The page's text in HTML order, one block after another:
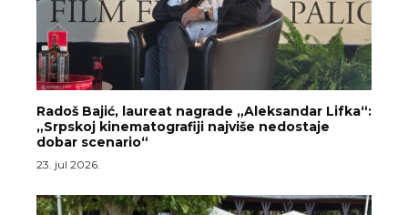
Radoš Bajić, laureat nagrade „Aleksandar Lifka“:
„Srpskoj kinematografiji najviše nedostaje
dobar scenario“
23. jul 2026.